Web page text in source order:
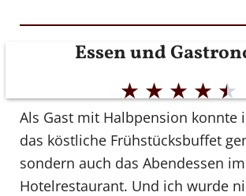
Essen und
★ ★ ★ ★ ★
Als Gast mit Halbpension konnte
das köstliche Frühstücksbuffet
sondern auch das Abendessen im
Hotelrestaurant. Und ich wurde